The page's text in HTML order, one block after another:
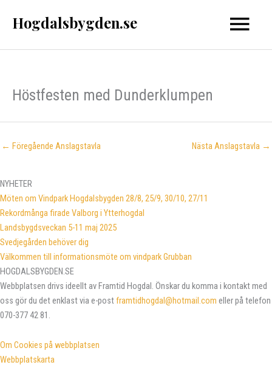
Hogdalsbygden.se
Höstfesten med Dunderklumpen
← Föregående Anslagstavla Nästa Anslagstavla →
NYHETER
Möten om Vindpark Hogdalsbygden 28/8, 25/9, 30/10, 27/11
Rekordmånga firade Valborg i Ytterhogdal
Landsbygdsveckan 5-11 maj 2025
Svedjegården behöver dig
Välkommen till informationsmöte om vindpark Grubban
HOGDALSBYGDEN.SE
Webbplatsen drivs ideellt av Framtid Hogdal. Önskar du komma i kontakt med
oss gör du det enklast via e-postframtidhogdal@hotmail.com eller på telefon
070-377 42 81.
Om Cookies på webbplatsen
Webbplatskarta